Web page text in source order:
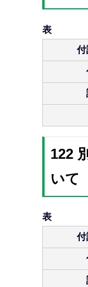
表
付
122
いて
表
付